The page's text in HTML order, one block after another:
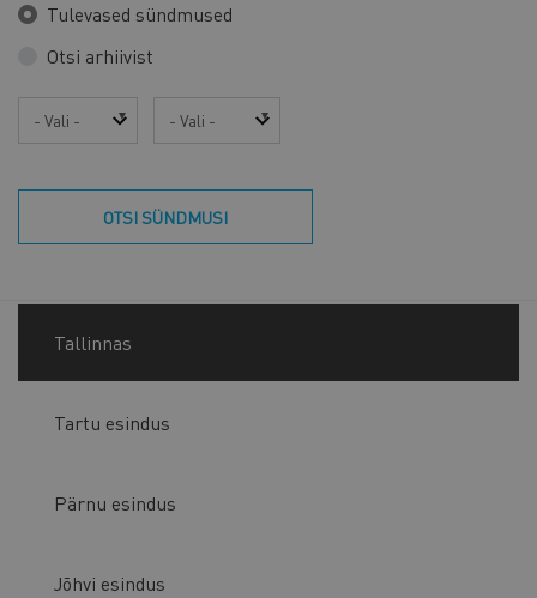
Tulevased sündmused
Otsi arhiivist
Aasta Kuu
OTSI SÜNDMUSI
Tallinnas
Tartu esindus
Pärnu esindus
Jõhvi esindus